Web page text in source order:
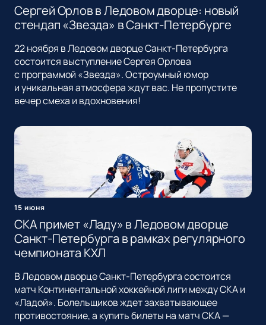
Сергей Орлов в Ледовом дворце: новый
стендап «Звезда» в Санкт-Петербурге
22 ноября в Ледовом дворце Санкт-Петербурга
состоится выступление Сергея Орлова
с программой «Звезда». Остроумный юмор
и уникальная атмосфера ждут вас. Не пропустите
вечер смеха и вдохновения!
15 июня
СКА примет «Ладу» в Ледовом дворце
Санкт-Петербурга в рамках регулярного
чемпионата КХЛ
В Ледовом дворце Санкт-Петербурга состоится
матч Континентальной хоккейной лиги между СКА и
«Ладой». Болельщиков ждет захватывающее
противостояние, а купить билеты на матч СКА —